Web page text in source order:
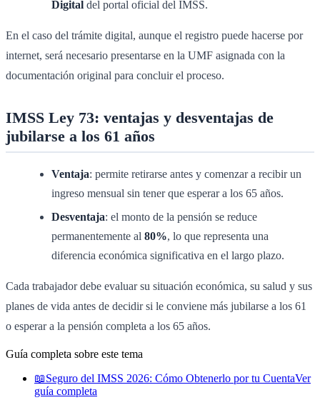
Digital del portal oficial del IMSS.
En el caso del trámite digital, aunque el registro puede hacerse por
internet, será necesario presentarse en la UMF asignada con la
documentación original para concluir el proceso.
IMSS Ley 73: ventajas y desventajas de
jubilarse a los 61 años
Ventaja: permite retirarse antes y comenzar a recibir un
ingreso mensual sin tener que esperar a los 65 años.
Desventaja: el monto de la pensión se reduce
permanentemente al 80%, lo que representa una
diferencia económica significativa en el largo plazo.
Cada trabajador debe evaluar su situación económica, su salud y sus
planes de vida antes de decidir si le conviene más jubilarse a los 61
o esperar a la pensión completa a los 65 años.
Guía completa sobre este tema
📖Seguro del IMSS 2026: Cómo Obtenerlo por tu CuentaVer
guía completa